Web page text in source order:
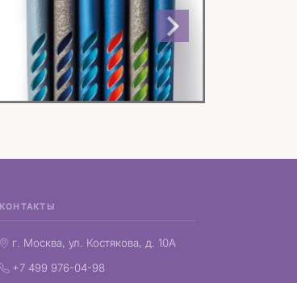
КОНТАКТЫ
г. Москва, ул. Костякова, д. 10А
+7 499 976-04-98